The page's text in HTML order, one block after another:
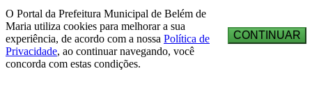
O Portal da Prefeitura Municipal de Belém de
Maria utiliza cookies para melhorar a sua
experiência, de acordo com a nossa Política de
Privacidade, ao continuar navegando, você
concorda com estas condições.
CONTINUAR